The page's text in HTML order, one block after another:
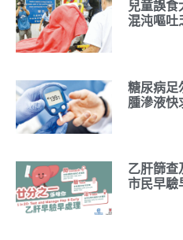
兒童誤
混沌嘔吐
糖尿病足
腫滲液快
乙肝篩
市民早驗